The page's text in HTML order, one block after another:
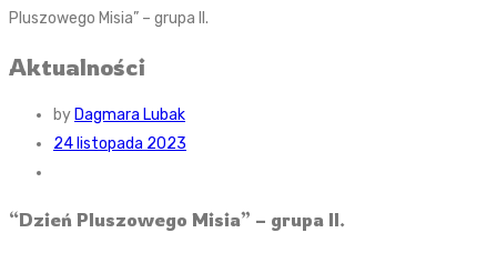
Pluszowego Misia” – grupa II.
Aktualności
by Dagmara Lubak
24 listopada 2023
“Dzień Pluszowego Misia” – grupa II.